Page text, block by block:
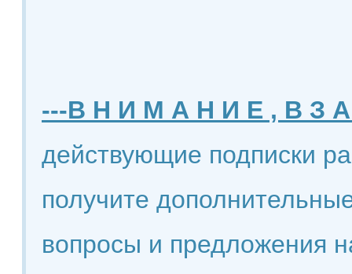
---В Н И М А Н И Е , В З
действующие подписки
получите
вопросы и предложения